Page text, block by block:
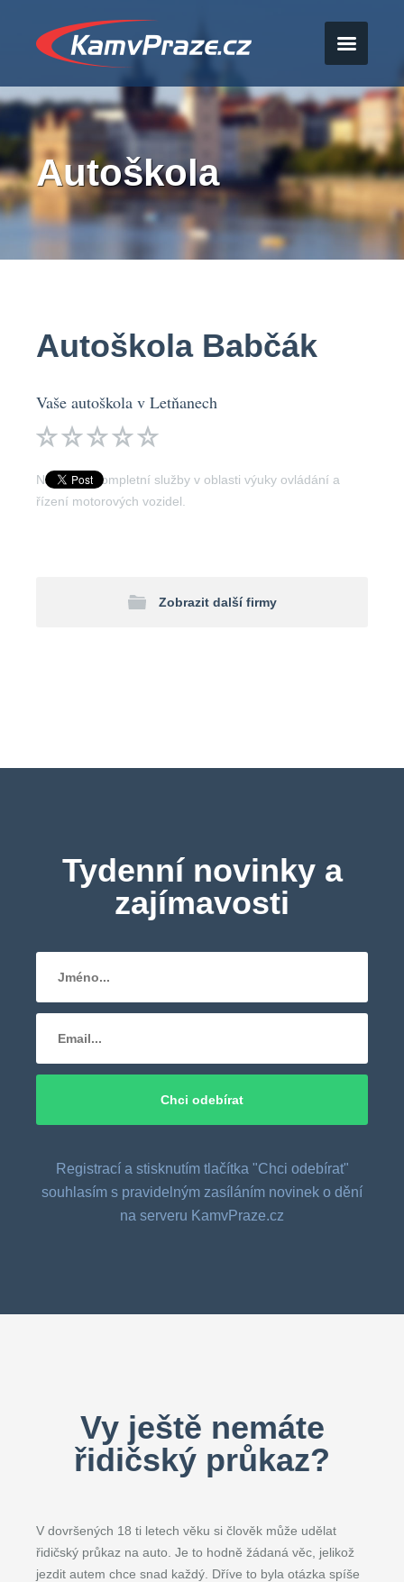
Autoškola
Autoškola Babčák
Vaše autoškola v Letňanech
Nabízíme kompletní služby v oblasti výuky ovládání a
řízení motorových vozidel.
Zobrazit další firmy
Tydenní novinky a
zajímavosti
Registrací a stisknutím tlačítka "Chci odebírat"
souhlasím s pravidelným zasíláním novinek o dění
na serveru KamvPraze.cz
Vy ještě nemáte
řidičský průkaz?
V dovršených 18 ti letech věku si člověk může udělat
řidičský průkaz na auto. Je to hodně žádaná věc, jelikož
jezdit autem chce snad každý. Dříve to byla otázka spíše